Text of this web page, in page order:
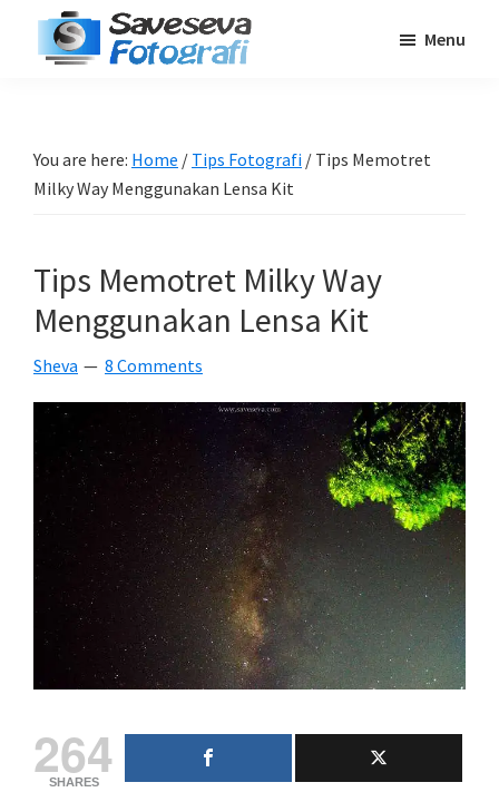
Pemula
-
Tutorial
-
-
Traveling
Menu
You are here: Home / Tips Fotografi / Tips Memotret
Milky Way Menggunakan Lensa Kit
Tips Memotret Milky Way
Menggunakan Lensa Kit
Sheva 8 Comments
264
SHARES